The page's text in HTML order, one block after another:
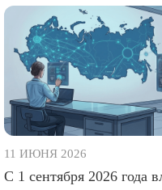
11 ИЮНЯ 2026
С 1 сентября 2026 года